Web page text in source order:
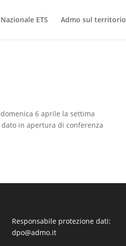
ETS Admo sul territorio
domenica 6 aprile la settima
dato in apertura di conferenza
Responsabile protezione dati:
dpo@admo.it